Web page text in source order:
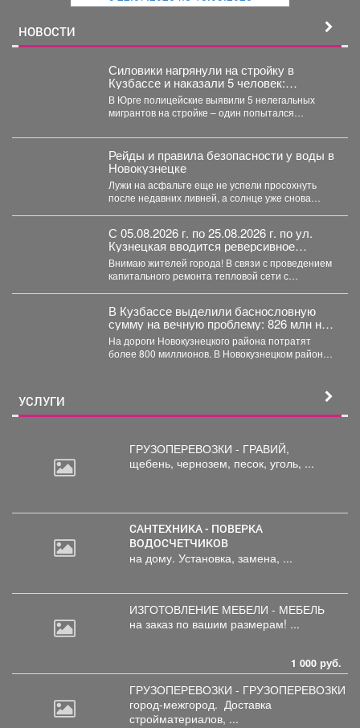
НОВОСТИ
Силовики нагрянули на стройку в
Кузбассе и наказали 5 человек:
подробности
В Юрге полицейские выявили 5 нелегальных
мигрантов на стройке – один попытался
Рейды и правила безопасности у воды в
Новокузнецке
Лужи на асфальте еще не успели просохнуть
после недавних ливней, а солнце уже снова
С 05.08.2026 г. по 25.08.2026 г. по ул.
Кузнецкая вводится реверсивное
движения для автотранспорта
Внимаю жителей города! В связи с проведением
капитального ремонта тепловой сети с
В Кузбассе выделили баснословную
сумму на вечную проблему: 826 млн на
ремонт
На дороги Новокузнецкого района потратят
более 800 миллионов. В Новокузнецком районе в
УСЛУГИ
ГРУЗОПЕРЕВОЗКИ - ГРАВИЙ,
щебень, чернозем, песок, уголь, ...
САНТЕХНИКА - ПОВЕРКА
ВОДОСЧЕТЧИКОВ
на дому. Установка, замена, ...
ИЗГОТОВЛЕНИЕ МЕБЕЛИ - МЕБЕЛЬ
на заказ по вашим размерам! ...
1 000 руб.
ГРУЗОПЕРЕВОЗКИ - ГРУЗОПЕРЕВОЗКИ
город-межгород. Доставка
стройматериалов, ...